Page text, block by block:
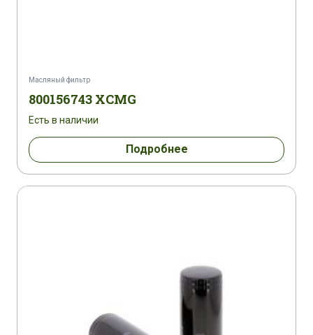
BERGMANN 3012
BERTHOUD RAPTOR 3200
BERTHOUD RAPTOR 3240
BIPROMASZ HAS 80
BOMAG BC 462 RB BOMAG BC 472 RB
Масляный фильтр
800156743 XCMG
Есть в наличии
Подробнее